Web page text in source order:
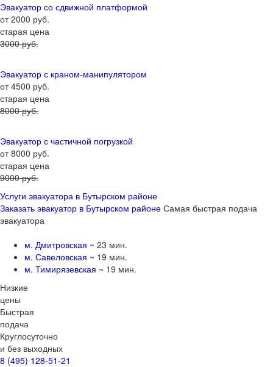
Эвакуатор со сдвижной платформой
от 2000 руб.
старая цена
3000 руб.
Эвакуатор с краном-манипулятором
от 4500 руб.
старая цена
8000 руб.
Эвакуатор с частичной погрузкой
от 8000 руб.
старая цена
9000 руб.
Услуги эвакуатора в Бутырском районе
Заказать эвакуатор в Бутырском районе Самая быстрая подача
эвакуатора
м. Дмитровская ~ 23 мин.
м. Савеловская ~ 19 мин.
м. Тимирязевская ~ 19 мин.
Низкие
цены
Быстрая
подача
Круглосуточно
и без выходных
8 (495) 128-51-21